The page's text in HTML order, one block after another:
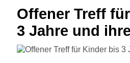
Offener Treff
3 Jahre und